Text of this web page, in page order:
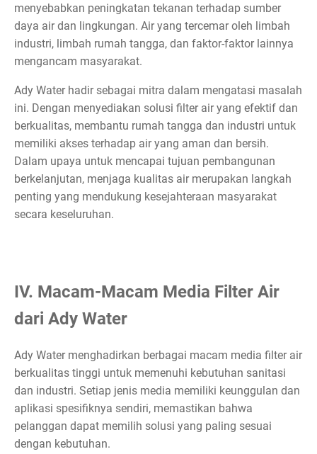
menyebabkan peningkatan tekanan terhadap sumber
daya air dan lingkungan. Air yang tercemar oleh limbah
industri, limbah rumah tangga, dan faktor-faktor lainnya
mengancam masyarakat.
Ady Water hadir sebagai mitra dalam mengatasi masalah
ini. Dengan menyediakan solusi filter air yang efektif dan
berkualitas, membantu rumah tangga dan industri untuk
memiliki akses terhadap air yang aman dan bersih.
Dalam upaya untuk mencapai tujuan pembangunan
berkelanjutan, menjaga kualitas air merupakan langkah
penting yang mendukung kesejahteraan masyarakat
secara keseluruhan.
IV. Macam-Macam Media Filter Air
dari Ady Water
Ady Water menghadirkan berbagai macam media filter air
berkualitas tinggi untuk memenuhi kebutuhan sanitasi
dan industri. Setiap jenis media memiliki keunggulan dan
aplikasi spesifiknya sendiri, memastikan bahwa
pelanggan dapat memilih solusi yang paling sesuai
dengan kebutuhan.